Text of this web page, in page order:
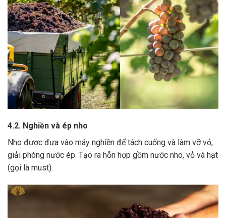
4.2. Nghiền và ép nho
Nho được đưa vào máy nghiền để tách cuống và làm vỡ vỏ,
giải phóng nước ép. Tạo ra hỗn hợp gồm nước nho, vỏ và hạt
(gọi là must).